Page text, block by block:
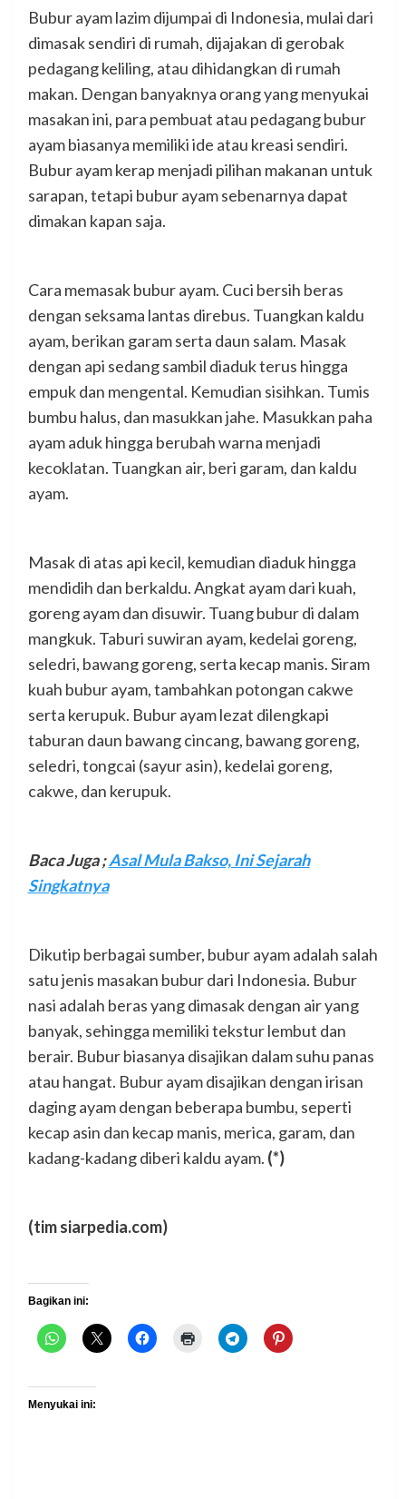
Bubur ayam lazim dijumpai di Indonesia, mulai dari
dimasak sendiri di rumah, dijajakan di gerobak
pedagang keliling, atau dihidangkan di rumah
makan. Dengan banyaknya orang yang menyukai
masakan ini, para pembuat atau pedagang bubur
ayam biasanya memiliki ide atau kreasi sendiri.
Bubur ayam kerap menjadi pilihan makanan untuk
sarapan, tetapi bubur ayam sebenarnya dapat
dimakan kapan saja.
Cara memasak bubur ayam. Cuci bersih beras
dengan seksama lantas direbus. Tuangkan kaldu
ayam, berikan garam serta daun salam. Masak
dengan api sedang sambil diaduk terus hingga
empuk dan mengental. Kemudian sisihkan. Tumis
bumbu halus, dan masukkan jahe. Masukkan paha
ayam aduk hingga berubah warna menjadi
kecoklatan. Tuangkan air, beri garam, dan kaldu
ayam.
Masak di atas api kecil, kemudian diaduk hingga
mendidih dan berkaldu. Angkat ayam dari kuah,
goreng ayam dan disuwir. Tuang bubur di dalam
mangkuk. Taburi suwiran ayam, kedelai goreng,
seledri, bawang goreng, serta kecap manis. Siram
kuah bubur ayam, tambahkan potongan cakwe
serta kerupuk. Bubur ayam lezat dilengkapi
taburan daun bawang cincang, bawang goreng,
seledri, tongcai (sayur asin), kedelai goreng,
cakwe, dan kerupuk.
Baca Juga ;Asal Mula Bakso, Ini Sejarah
Singkatnya
Dikutip berbagai sumber, bubur ayam adalah salah
satu jenis masakan bubur dari Indonesia. Bubur
nasi adalah beras yang dimasak dengan air yang
banyak, sehingga memiliki tekstur lembut dan
berair. Bubur biasanya disajikan dalam suhu panas
atau hangat. Bubur ayam disajikan dengan irisan
daging ayam dengan beberapa bumbu, seperti
kecap asin dan kecap manis, merica, garam, dan
kadang-kadang diberi kaldu ayam. (*)
(tim siarpedia.com)
Bagikan ini:
Menyukai ini: